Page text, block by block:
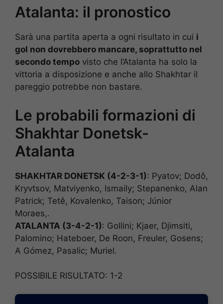
Atalanta: il pronostico
Sarà una partita aperta a ogni risultato in cui i
gol non dovrebbero mancare, soprattutto nel
secondo tempo visto che l’Atalanta ha solo la
vittoria a disposizione e anche allo Shakhtar il
pareggio potrebbe non bastare.
Le probabili formazioni di
Shakhtar Donetsk-
Atalanta
SHAKHTAR DONETSK (4-2-3-1): Pyatov; Dodô,
Kryvtsov, Matviyenko, Ismaily; Stepanenko, Alan
Patrick; Tetê, Kovalenko, Taison; Júnior
Moraes,.
ATALANTA (3-4-2-1): Gollini; Kjaer, Djimsiti,
Palomino; Hateboer, De Roon, Freuler, Gosens;
A Gómez, Pasalic; Muriel.
POSSIBILE RISULTATO: 1-2